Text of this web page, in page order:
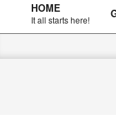
Primary
Navigation
HOME
It all starts here!